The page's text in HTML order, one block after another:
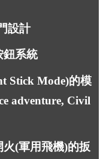
設計
系統
Stick Mode)的模
adventure, Civil
(軍用飛機)的扳